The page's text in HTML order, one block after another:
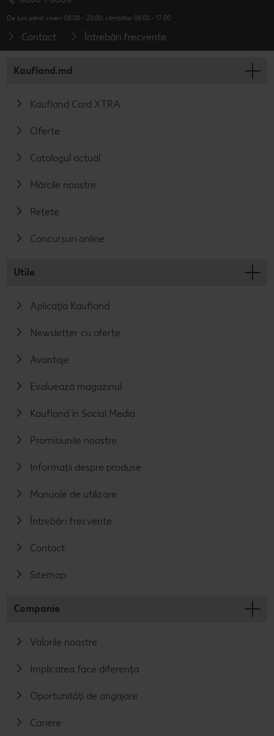
De luni până vineri: 08:00 - 20:00; sâmbăta: 08:00 - 17:00
Contact Întrebări frecvente
Kaufland.md
Kaufland Card XTRA
Oferte
Catalogul actual
Mărcile noastre
Rețete
Concursuri online
Utile
Aplicația Kaufland
Newsletter cu oferte
Avantaje
Evaluează magazinul
Kaufland în Social Media
Promisiunile noastre
Informații despre produse
Manuale de utilizare
Întrebări frecvente
Contact
Sitemap
Companie
Valorile noastre
Implicarea face diferența
Oportunități de angajare
Cariere